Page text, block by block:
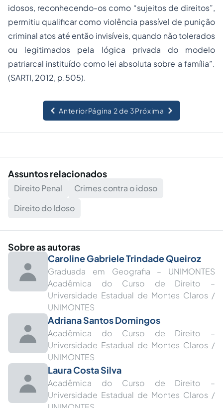
idosos, reconhecendo-os como “sujeitos de direitos”,
permitiu qualificar como violência passível de punição
criminal atos até então invisíveis, quando não tolerados
ou legitimados pela lógica privada do modelo
patriarcal instituído como lei absoluta sobre a família”.
(SARTI, 2012, p.505).
AnteriorPágina 2 de 3Próxima
Assuntos relacionados
Direito Penal
Crimes contra o idoso
Direito do Idoso
Sobre as autoras
Caroline Gabriele Trindade Queiroz
Graduada em Geografia – UNIMONTES
Acadêmica do Curso de Direito –
Universidade Estadual de Montes Claros /
UNIMONTES
Adriana Santos Domingos
Acadêmica do Curso de Direito –
Universidade Estadual de Montes Claros /
UNIMONTES
Laura Costa Silva
Acadêmica do Curso de Direito –
Universidade Estadual de Montes Claros /